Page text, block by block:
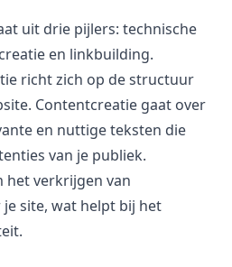
uit drie pijlers: technische
en linkbuilding.
richt zich op de structuur
Contentcreatie gaat over
en nuttige teksten die
van je publiek.
het verkrijgen van
site, wat helpt bij het